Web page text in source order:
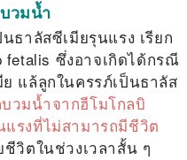
วมน้ำ
นธาลัสซีเมียรุนแรง เรียก
fetalis ซึ่งอาจเกิดได้กรณี
แล้ลูกในครรภ์เป็นธาลัส
วมน้ำจากฮีโมโกลบิ
รงที่ไม่สามารถมีชีวิต
วิตในช่วงเวลาสั้น ๆ